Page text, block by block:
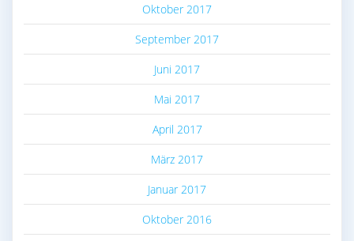
Oktober 2017
September 2017
Juni 2017
Mai 2017
April 2017
März 2017
Januar 2017
Oktober 2016